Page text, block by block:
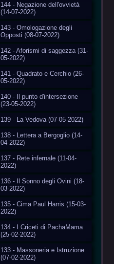
144 - Negazione dell'ovvietà
(14-07-2022)
143 - Omologazione degli
Opposti (08-07-2022)
142 - Aforismi di saggezza (31-
05-2022)
141 - Quadrato e Cerchio (26-
05-2022)
140 - Il punto d'intersezione
(23-05-2022)
139 - La Vedova (07-05-2022)
138 - Lettera a Bergoglio (14-
04-2022)
137 - Rete infernale (11-04-
2022)
136 - Il Sonno degli Ovini (18-
03-2022)
135 - Cima Paul Harris (15-03-
2022)
134 - I Criceti di PachaMama
(25-02-2022)
133 - Massoneria e Istruzione
(07-02-2022)